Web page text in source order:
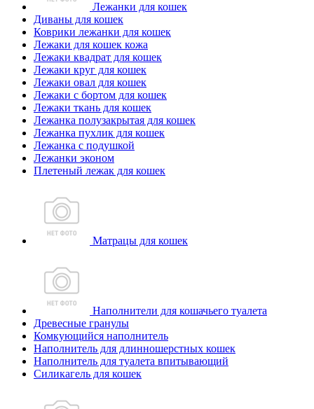
Лежанки для кошек
Диваны для кошек
Коврики лежанки для кошек
Лежаки для кошек кожа
Лежаки квадрат для кошек
Лежаки круг для кошек
Лежаки овал для кошек
Лежаки с бортом для кошек
Лежаки ткань для кошек
Лежанка полузакрытая для кошек
Лежанка пухлик для кошек
Лежанка с подушкой
Лежанки эконом
Плетеный лежак для кошек
Матрацы для кошек
Наполнители для кошачьего туалета
Древесные гранулы
Комкующийся наполнитель
Наполнитель для длинношерстных кошек
Наполнитель для туалета впитывающий
Силикагель для кошек